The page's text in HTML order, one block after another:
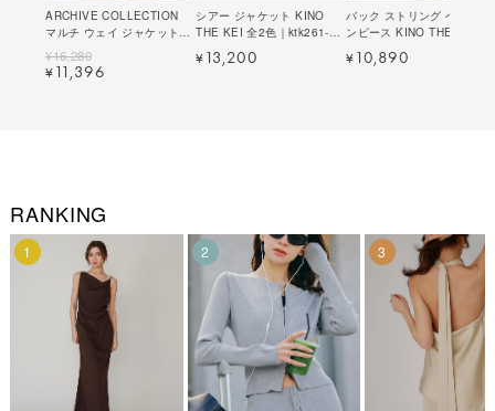
ARCHIVE COLLECTION
マルチ ウェイ ジャケット
ktk221-0090【1】
¥16,280
¥ 11,396
シアー ジャケット KINO
THE KEI 全2色｜ktk261-
¥ 13,200
バック ストリング ベア ワ
ンピース KINO THE KEI 全
¥ 10,890
RANKING
1 2 3